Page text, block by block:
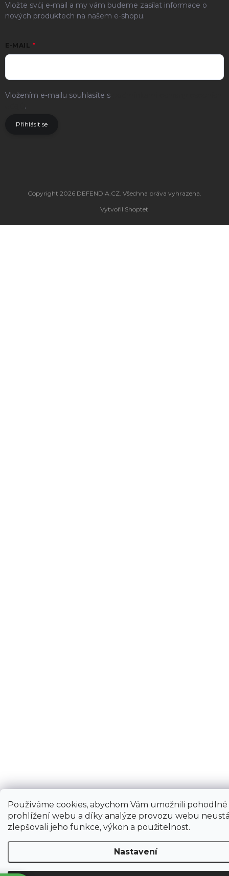
Používáme cookies, abychom Vám umožnili pohodlné
prohlížení webu a díky analýze provozu webu
zlepšovali jeho funkce, výkon a použitelnost.
Nastavení
Vložte svůj e-mail a my vám budeme zasílat informace o
nových produktech na našem e-shopu.
E-MAIL
Vložením e-mailu souhlasíte s
.
Přihlásit se
Vytvořil Shoptet
Copyright 2026 DEFENDIA.CZ. Všechna práva vyhrazena.